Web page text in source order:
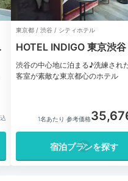
東京都 / 渋谷 / シティホテル
HOTEL INDIGO 東京渋谷
渋谷の中心地に泊まる♪洗練され
客室が素敵な東京都心のホテル
1名あたり 参考価格
宿泊プランを探す